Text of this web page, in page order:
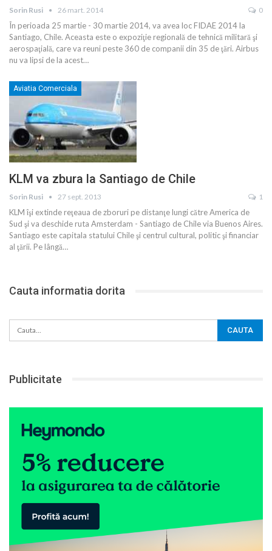
Sorin Rusi 26 mart. 2014 0
În perioada 25 martie - 30 martie 2014, va avea loc FIDAE 2014 la
Santiago, Chile. Aceasta este o expoziţie regională de tehnică militară şi
aerospaţială, care va reuni peste 360 de companii din 35 de ţări. Airbus
nu va lipsi de la acest…
Aviatia Comerciala
KLM va zbura la Santiago de Chile
Sorin Rusi 27 sept. 2013 1
KLM îşi extinde reţeaua de zboruri pe distanţe lungi către America de
Sud şi va deschide ruta Amsterdam - Santiago de Chile via Buenos Aires.
Santiago este capitala statului Chile şi centrul cultural, politic şi financiar
al ţării. Pe lângă…
Cauta informatia dorita
Publicitate